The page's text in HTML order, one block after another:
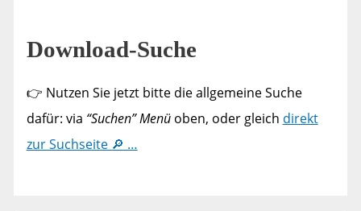
Download-Suche
👉 Nutzen Sie jetzt bitte die allgemeine Suche
dafür: via “Suchen” Menüoben, oder gleich direkt
zur Suchseite 🔎 …